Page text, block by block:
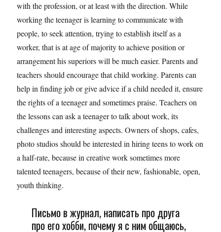
with the profession, or at least with the direction. While
working the teenager is learning to communicate with
people, to seek attention, trying to establish itself as a
worker, that is at age of majority to achieve position or
arrangement his superiors will be much easier. Parents and
teachers should encourage that child working. Parents can
help in finding job or give advice if a child needed it, ensure
the rights of a teenager and sometimes praise. Teachers on
the lessons can ask a teenager to talk about work, its
challenges and interesting aspects. Owners of shops, cafes,
photo studios should be interested in hiring teens to work on
a half-rate, because in creative work sometimes more
talented teenagers, because of their new, fashionable, open,
youth thinking.
Письмо в журнал, написать про друга
про его хобби, почему я с ним общаюсь,